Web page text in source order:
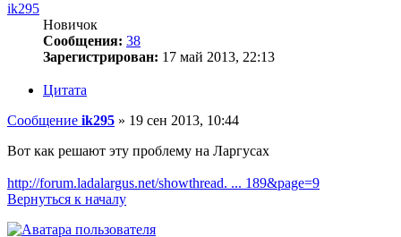
ik295
Новичок
Сообщения: 38
Зарегистрирован: 17 май 2013, 22:13
Цитата
Сообщение ik295 » 19 сен 2013, 10:44
Вот как решают эту проблему на Ларгусах
http://forum.ladalargus.net/showthread. ... 189&page=9
Вернуться к началу